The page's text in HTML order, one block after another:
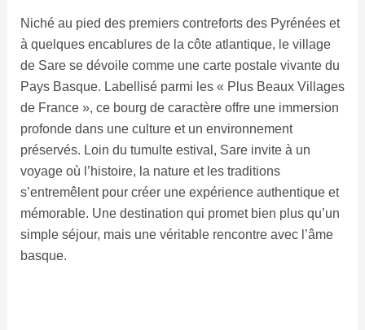
Niché au pied des premiers contreforts des Pyrénées et
à quelques encablures de la côte atlantique, le village
de Sare se dévoile comme une carte postale vivante du
Pays Basque. Labellisé parmi les « Plus Beaux Villages
de France », ce bourg de caractère offre une immersion
profonde dans une culture et un environnement
préservés. Loin du tumulte estival, Sare invite à un
voyage où l’histoire, la nature et les traditions
s’entremêlent pour créer une expérience authentique et
mémorable. Une destination qui promet bien plus qu’un
simple séjour, mais une véritable rencontre avec l’âme
basque.